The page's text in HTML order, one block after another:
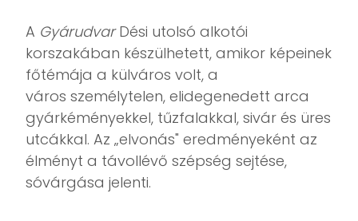
A GyárudvarDési utolsó alkotói
korszakában készülhetett, amikor képeinek
főtémája a külváros volt, a
város személytelen, elidegenedett arca
gyárkéményekkel, tűzfalakkal, sivár és üres
utcákkal. Az „elvonás" eredményeként az
élményt a távollévő szépség sejtése,
sóvárgása jelenti.